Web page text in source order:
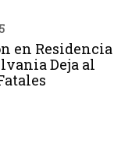
en Residencia
Deja al